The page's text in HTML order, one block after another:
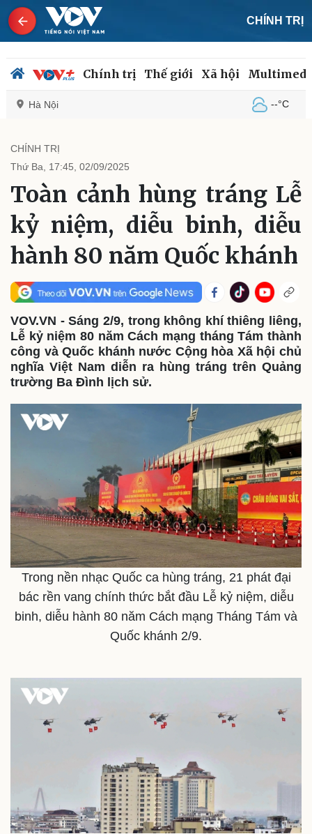
CHÍNH TRỊ
Chính trị Thế giới Xã hội
Hà Nội --°C
Chính trị
Đảng
Tổ chức nhân sự
Quốc hội
Nhận diện sự thật
Tin 24h
Dự báo thời tiết
Giáo dục
Dấu ấn VOV
Việc làm
Biển đảo
CHÍNH TRỊ
Thứ Ba, 17:45, 02/09/2025
Toàn cảnh hùng tráng Lễ
kỷ niệm, diễu binh, diễu
hành 80 năm Quốc khánh
VOV.VN - Sáng 2/9, trong không khí thiêng liêng,
Lễ kỷ niệm 80 năm Cách mạng tháng Tám thành
công và Quốc khánh nước Cộng hòa Xã hội chủ
nghĩa Việt Nam diễn ra hùng tráng trên Quảng
trường Ba Đình lịch sử.
Trong nền nhạc Quốc ca hùng tráng, 21 phát đại
bác rền vang chính thức bắt đầu Lễ kỷ niệm, diễu
binh, diễu hành 80 năm Cách mạng Tháng Tám và
Quốc khánh 2/9.